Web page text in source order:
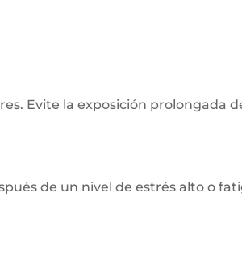
Evite la exposición prolongada
de un nivel de estrés alto o